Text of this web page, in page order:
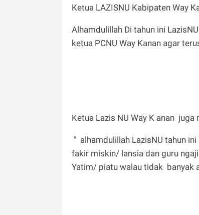
Ketua LAZISNU Kabipaten Way
Alhamdulillah Di tahun ini
ketua PCNU Way Kanan agar
Ketua Lazis NU Way K anan
" alhamdulillah LazisNU tahun
fakir miskin/ lansia dan guru
Yatim/ piatu walau tidak banyak